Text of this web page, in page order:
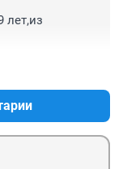
лет,из